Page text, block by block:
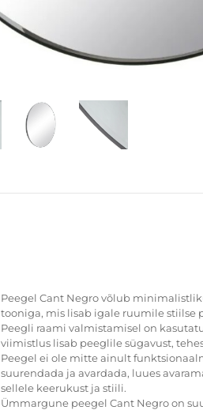
Peegel Cant Negro võlub
tooniga, mis lisab igale ruumile stiilse
Peegli raami valmistamisel on
viimistlus lisab peeglile sügavust,
Peegel ei ole mitte ainult
suurendada ja avardada, luues
sellele keerukust ja stiili.
Ümmargune peegel Cant Negro on